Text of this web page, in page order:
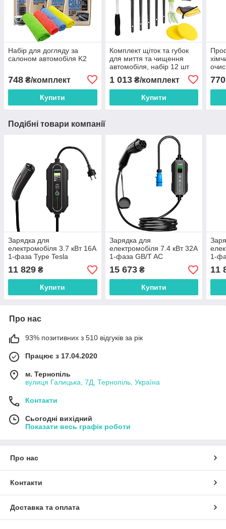
Набір для догляду за
салоном автомобіля K2
748 ₴/комплект
Купити
Комплект щіток та губок
для миття та чищення
автомобіля, набір 12 шт
1 013₴/комплект
Купити
770
Подібні товари компанії
Зарядка для
електромобіля 3.7 кВт 16А
1-фаза Type Tesla
(американське авто) 3M-
TESLA
11 829 ₴
Купити
Зарядка для
електромобіля 7.4 кВт 32A
1-фаза GB/T AC
(китайське авто) 7M-GBT
15 673₴
Купити
1-
11
Про нас
93% позитивних з 510 відгуків за рік
Працює з 17.04.2020
м. Тернопіль
вулиця Галицька, 7Д, Тернопіль, Україна
Контакти
Сьогодні вихідний
Показати весь графік роботи
Про нас
Контакти
Доставка та оплата